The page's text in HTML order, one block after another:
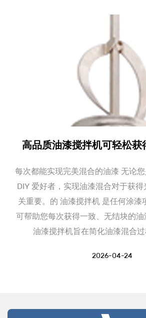
力。公司还致力于永无止境的产品创新
业务迈进，以应对市场的不断变化和挑
高品质油漆搅拌机可轻松获
每次都能实现完美混合的油漆 无论
DIY 爱好者，实现油漆混合对于获
关重要。的 油漆搅拌机 是任何涂漆
可帮助您每次获得一致、无结块的
油漆搅拌机旨在简化油漆混合
2026-04-24